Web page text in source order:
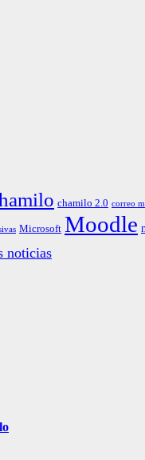
chamilo 2.0 correo
Microsoft Moodle
noticias